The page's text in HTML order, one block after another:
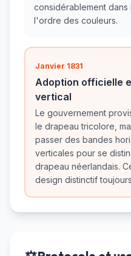
considérablement
l'ordre des couleurs.
Janvier 1831
Adoption officielle
vertical
Le gouvernement
le drapeau tricolore,
passer des bandes
verticales pour se
drapeau néerlandais.
design distinctif